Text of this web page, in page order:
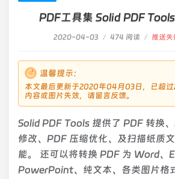
PDF工具集 Solid PDF
2020-04-03 / 474 阅读 / 推送失
温馨提示：
本文最后更新于2020年04月03日，已超过
内容或图片失效，请留言反馈。
Solid PDF Tools 提供了 PDF 转换
修改、PDF 压缩优化、及扫描纸质
能。 还可以将转换 PDF 为 Word、
PowerPoint、纯文本、各类图片格